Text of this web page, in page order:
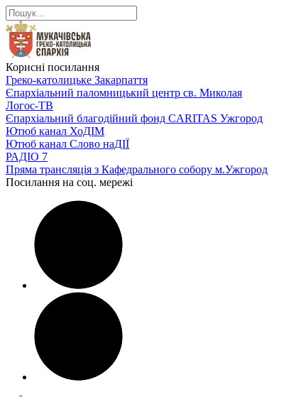
Корисні посилання
Греко-католицьке Закарпаття
Єпархіальний паломницький центр св. Миколая
Логос-ТВ
Єпархіальний благодійний фонд CARITAS Ужгород
Ютюб канал ХоДІМ
Ютюб канал Слово наДІЇ
РАДІО 7
Пряма трансляція з Кафедрального собору м.Ужгород
Посилання на соц. мережі